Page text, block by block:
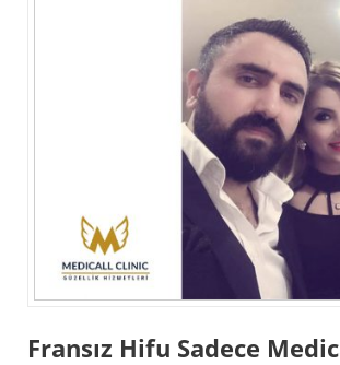
Fransız Hifu Sadece